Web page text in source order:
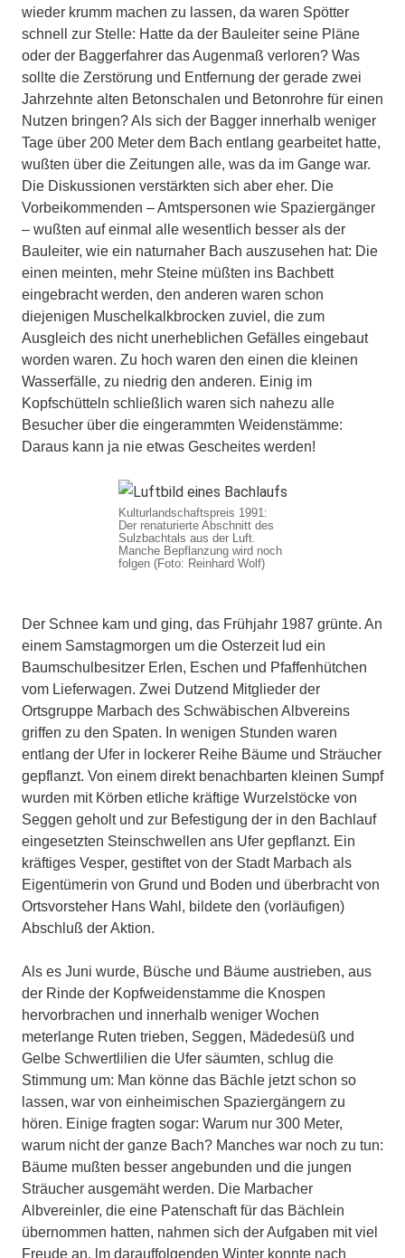
wieder krumm machen zu lassen, da waren Spötter
schnell zur Stelle: Hatte da der Bauleiter seine Pläne
oder der Baggerfahrer das Augenmaß verloren? Was
sollte die Zerstörung und Entfernung der gerade zwei
Jahrzehnte alten Betonschalen und Betonrohre für einen
Nutzen bringen? Als sich der Bagger innerhalb weniger
Tage über 200 Meter dem Bach entlang gearbeitet hatte,
wußten über die Zeitungen alle, was da im Gange war.
Die Diskussionen verstärkten sich aber eher. Die
Vorbeikommenden – Amtspersonen wie Spaziergänger
– wußten auf einmal alle wesentlich besser als der
Bauleiter, wie ein naturnaher Bach auszusehen hat: Die
einen meinten, mehr Steine müßten ins Bachbett
eingebracht werden, den anderen waren schon
diejenigen Muschelkalkbrocken zuviel, die zum
Ausgleich des nicht unerheblichen Gefälles eingebaut
worden waren. Zu hoch waren den einen die kleinen
Wasserfälle, zu niedrig den anderen. Einig im
Kopfschütteln schließlich waren sich nahezu alle
Besucher über die eingerammten Weidenstämme:
Daraus kann ja nie etwas Gescheites werden!
Kulturlandschaftspreis 1991:
Der renaturierte Abschnitt des
Sulzbachtals aus der Luft.
Manche Bepflanzung wird noch
folgen (Foto: Reinhard Wolf)
Der Schnee kam und ging, das Frühjahr 1987 grünte. An
einem Samstagmorgen um die Osterzeit lud ein
Baumschulbesitzer Erlen, Eschen und Pfaffenhütchen
vom Lieferwagen. Zwei Dutzend Mitglieder der
Ortsgruppe Marbach des Schwäbischen Albvereins
griffen zu den Spaten. In wenigen Stunden waren
entlang der Ufer in lockerer Reihe Bäume und Sträucher
gepflanzt. Von einem direkt benachbarten kleinen Sumpf
wurden mit Körben etliche kräftige Wurzelstöcke von
Seggen geholt und zur Befestigung der in den Bachlauf
eingesetzten Steinschwellen ans Ufer gepflanzt. Ein
kräftiges Vesper, gestiftet von der Stadt Marbach als
Eigentümerin von Grund und Boden und überbracht von
Ortsvorsteher Hans Wahl, bildete den (vorläufigen)
Abschluß der Aktion.
Als es Juni wurde, Büsche und Bäume austrieben, aus
der Rinde der Kopfweidenstamme die Knospen
hervorbrachen und innerhalb weniger Wochen
meterlange Ruten trieben, Seggen, Mädedesüß und
Gelbe Schwertlilien die Ufer säumten, schlug die
Stimmung um: Man könne das Bächle jetzt schon so
lassen, war von einheimischen Spaziergängern zu
hören. Einige fragten sogar: Warum nur 300 Meter,
warum nicht der ganze Bach? Manches war noch zu tun:
Bäume mußten besser angebunden und die jungen
Sträucher ausgemäht werden. Die Marbacher
Albvereinler, die eine Patenschaft für das Bächlein
übernommen hatten, nahmen sich der Aufgaben mit viel
Freude an. lm darauffolgenden Winter konnte nach